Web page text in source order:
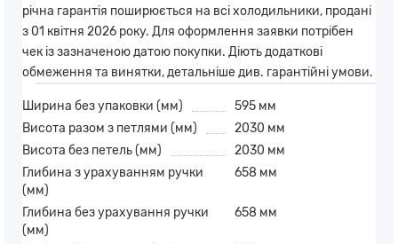
річна гарантія поширюється на всі холодильники, продані
з 01 квітня 2026 року. Для оформлення заявки потрібен
чек із зазначеною датою покупки. Діють додаткові
обмеження та винятки, детальніше див. гарантійні умови.
Ширина без упаковки (мм)
595 мм
Висота разом з петлями (мм)
2030 мм
Висота без петель (мм)
2030 мм
Глибина з урахуванням ручки
(мм)
658 мм
Глибина без урахування ручки
(мм)
658 мм